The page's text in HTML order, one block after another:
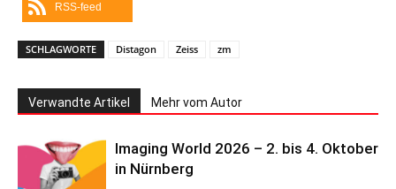
RSS-feed
SCHLAGWORTE Distagon Zeiss zm
Verwandte Artikel Mehr vom Autor
Imaging World 2026 – 2. bis 4. Oktober
in Nürnberg